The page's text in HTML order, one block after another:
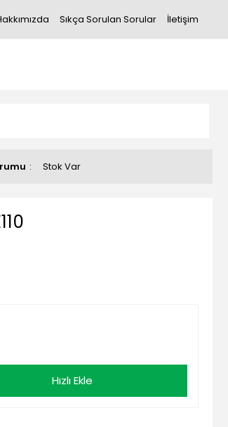
Sıkça Sorulan Sorular İletişim
Stok Var
Hızlı Ekle